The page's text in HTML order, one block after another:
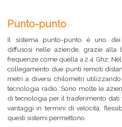
Punto-punto
Il sistema punto-punto è uno dei
diffusosi nelle aziende, grazie alla
frequenze come quella a 2.4 Ghz.
collegamento due punti remoti
metri a diversi chilometri
tecnologia radio. Sono molte le
di tecnologia per il trasferimento
vantaggi in termini di velocità,
questi sistemi permettono.